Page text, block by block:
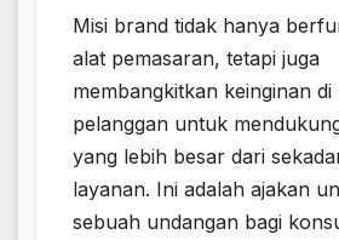
Misi brand tidak hanya
alat pemasaran, tetapi juga
membangkitkan keinginan di
pelanggan untuk
yang lebih besar dari
layanan. Ini adalah ajakan
sebuah undangan bagi